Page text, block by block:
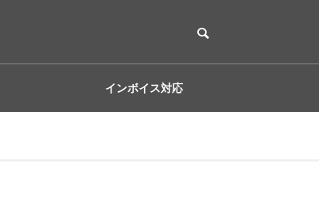
インボイス対応